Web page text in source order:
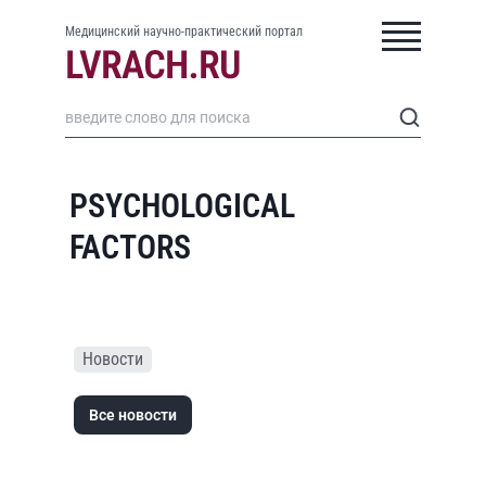
Медицинский научно-практический портал
PSYCHOLOGICAL
FACTORS
Новости
Все новости